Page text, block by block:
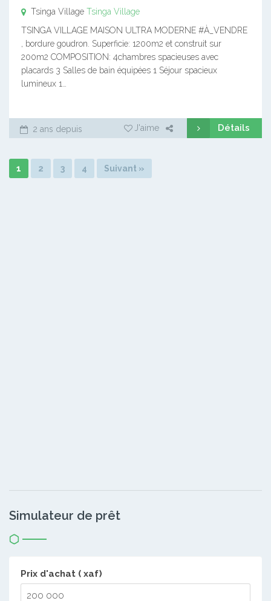
Tsinga Village Tsinga Village
TSINGA VILLAGE MAISON ULTRA MODERNE #À_VENDRE
, bordure goudron. Superficie: 1200m2 et construit sur
200m2 COMPOSITION: 4chambres spacieuses avec
placards 3 Salles de bain équipées 1 Séjour spacieux
lumineux 1…
2 ans depuis J'aime Détails
1 2 3 4 Suivant »
Simulateur de prêt
Prix d'achat ( xaf)